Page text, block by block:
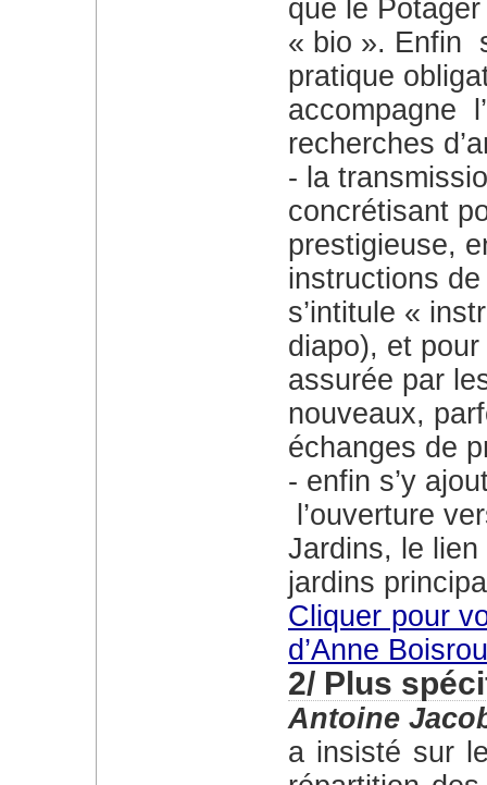
que le
« bio ». Enfin
pratique
accompagne
recherches
la
concrétisant
prestigieuse,
instructions
s’intitule «
diapo), et
assurée par
nouveaux,
échanges de
enfin s’y
l’ouverture
Jardins, le
jardins
Cliquer pour voir la présentation d’introduction
d’Anne
2/ Plus
Antoine
a insisté sur les variations successives de la